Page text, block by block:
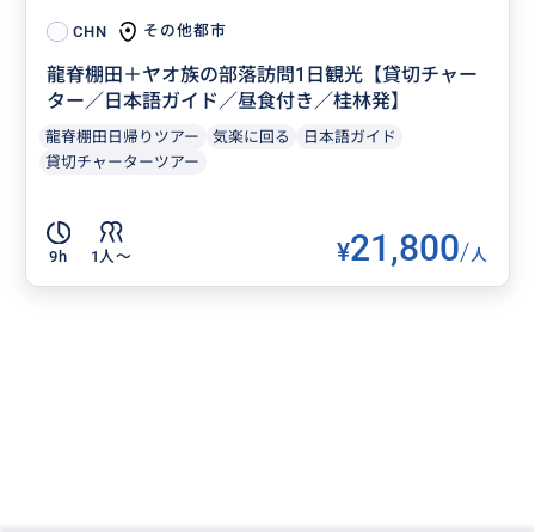
CHN その他都市
龍脊棚田＋ヤオ族の部落訪問1日観光【貸切チャー
ター／日本語ガイド／昼食付き／桂林発】
龍脊棚田日帰りツアー 気楽に回る
日本語ガイド
貸切チャーターツアー
9h 1人〜 ¥21,800/人